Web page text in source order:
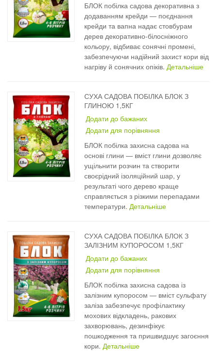
БЛОК побілка садова декоративна з
додаванням крейди — поєднання
крейди та вапна надає стовбурам
дерев декоративно-білосніжного
кольору, відбиває сонячні промені,
забезпечуючи надійний захист кори від
нагріву й сонячних опіків.Детальніше
СУХА САДОВА ПОБІЛКА БЛОК З
ГЛИНОЮ 1,5КГ
Додати до бажаних
Додати для порівняння
БЛОК побілка захисна садова на
основі глини — вміст глини дозволяє
ущільнити розчин та створити
своєрідний ізоляційний шар, у
результаті чого дерево краще
справляється з різкими перепадами
температури.Детальніше
СУХА САДОВА ПОБІЛКА БЛОК З
ЗАЛІЗНИМ КУПОРОСОМ 1,5КГ
Додати до бажаних
Додати для порівняння
БЛОК побілка захисна садова із
залізним купоросом — вміст сульфату
заліза забезпечує профілактику
мохових відкладень, ракових
захворювань, дезинфікує
пошкодження та пришвидшує загоєння
кори.Детальніше